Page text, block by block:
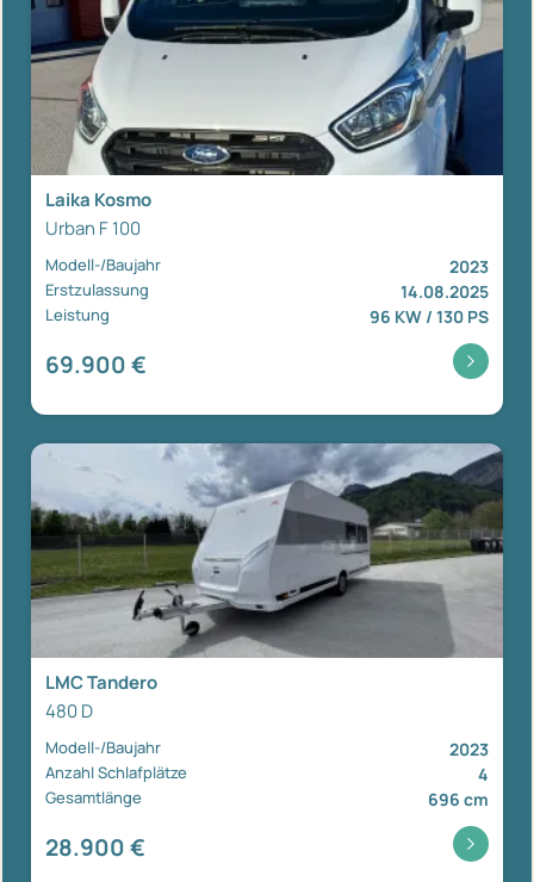
Laika Kosmo
Urban F 100
Modell-/Baujahr 2023
Erstzulassung 14.08.2025
Leistung 96 KW / 130 PS
69.900 €
LMC Tandero
480 D
Modell-/Baujahr 2023
Anzahl Schlafplätze 4
Gesamtlänge 696 cm
28.900 €